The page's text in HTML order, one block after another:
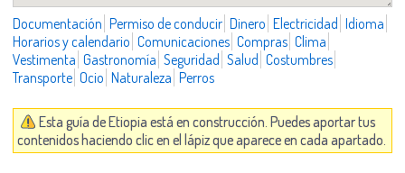
Documentación Permiso de conducir Dinero Electricidad Idioma
Horarios y calendario Comunicaciones Compras Clima
Vestimenta Gastronomía Seguridad Salud Costumbres
Transporte Ocio Naturaleza Perros
Esta guía de Etiopia está en construcción. Puedes aportar tus
contenidos haciendo clic en el lápiz que aparece en cada apartado.